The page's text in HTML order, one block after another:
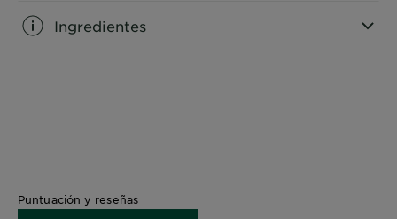
Ingredientes
Puntuación y reseñas